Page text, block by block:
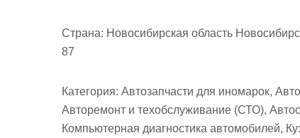
Страна: Новосибирская область
87
Категория: Автозапчасти для иномарок,
Авторемонт и техобслуживание (СТО),
Компьютерная диагностика автомобилей,